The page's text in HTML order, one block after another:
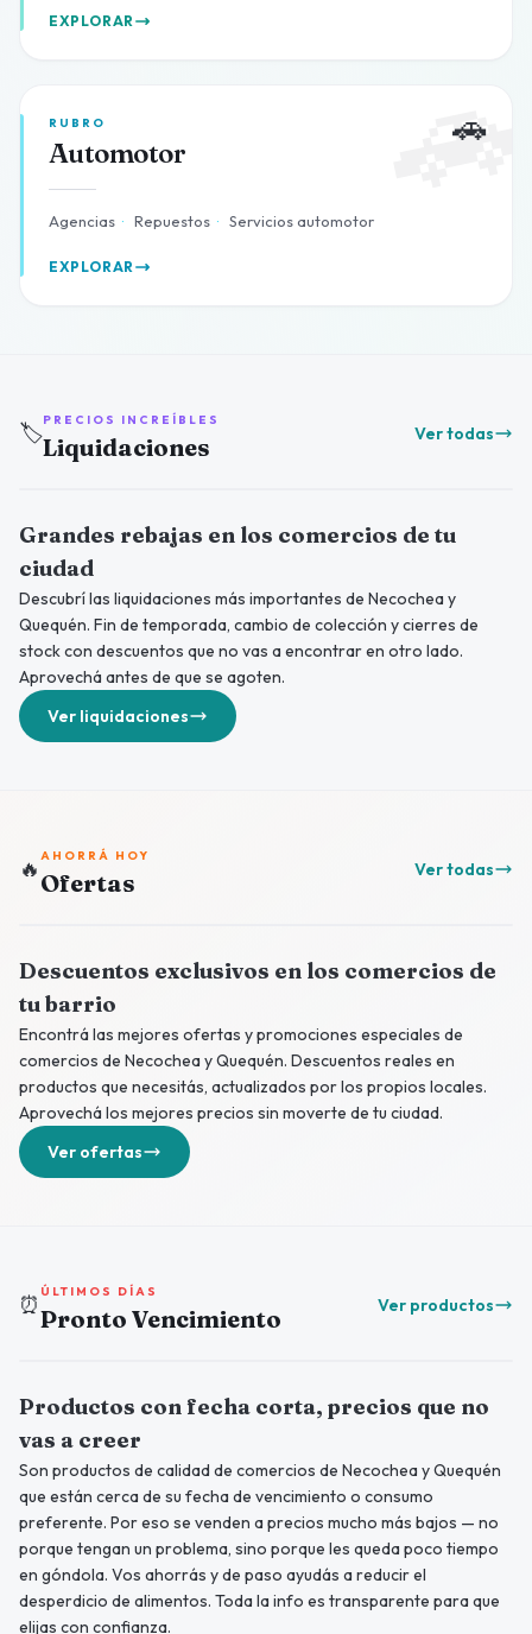
EXPLORAR
🚗
RUBRO
Automotor
Agencias · Repuestos · Servicios automotor
EXPLORAR
🏷️PRECIOS INCREÍBLES
Liquidaciones Ver todas
Grandes rebajas en los comercios de tu
ciudad
Descubrí las liquidaciones más importantes de Necochea y
Quequén. Fin de temporada, cambio de colección y cierres de
stock con descuentos que no vas a encontrar en otro lado.
Aprovechá antes de que se agoten.
Ver liquidaciones
🔥 AHORRÁ HOY
Ofertas Ver todas
Descuentos exclusivos en los comercios de
tu barrio
Encontrá las mejores ofertas y promociones especiales de
comercios de Necochea y Quequén. Descuentos reales en
productos que necesitás, actualizados por los propios locales.
Aprovechá los mejores precios sin moverte de tu ciudad.
Ver ofertas
⏰ ÚLTIMOS DÍAS
Pronto Vencimiento Ver productos
Productos con fecha corta, precios que no
vas a creer
Son productos de calidad de comercios de Necochea y Quequén
que están cerca de su fecha de vencimiento o consumo
preferente. Por eso se venden a precios mucho más bajos — no
porque tengan un problema, sino porque les queda poco tiempo
en góndola. Vos ahorrás y de paso ayudás a reducir el
desperdicio de alimentos. Toda la info es transparente para que
elijas con confianza.